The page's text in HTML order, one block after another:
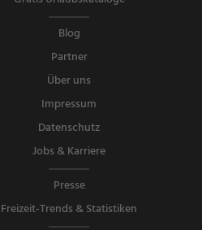
Blog
Partner
Über uns
Impressum
Datenschutz
Jobs & Karriere
Presse
Freizeit-Trends & Statistiken